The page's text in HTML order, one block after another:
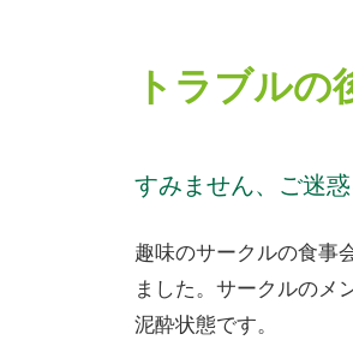
トラブルの
すみません、ご迷
趣味のサークルの食事
ました。サークルのメ
泥酔状態です。